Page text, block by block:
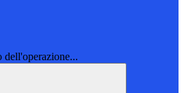
dell'operazione...